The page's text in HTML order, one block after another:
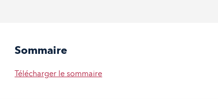
Sommaire
Télécharger le sommaire